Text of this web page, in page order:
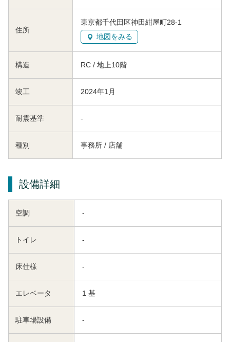
住所
東京都千代田区神田紺屋町28-1
地図をみる
構造 RC / 地上10階
竣工 2024年1月
耐震基準 -
種別 事務所 / 店舗
設備詳細
空調 -
トイレ -
床仕様 -
エレベータ 1 基
駐車場設備 -